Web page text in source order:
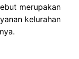
merupakan
kelurahan